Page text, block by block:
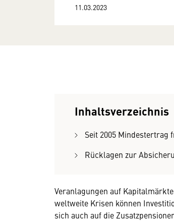
11.03.2023
Inhaltsverzeichnis
Seit 2005 Mindestertrag
Rücklagen zur
Veranlagungen auf
weltweite Krisen können
sich auch auf die